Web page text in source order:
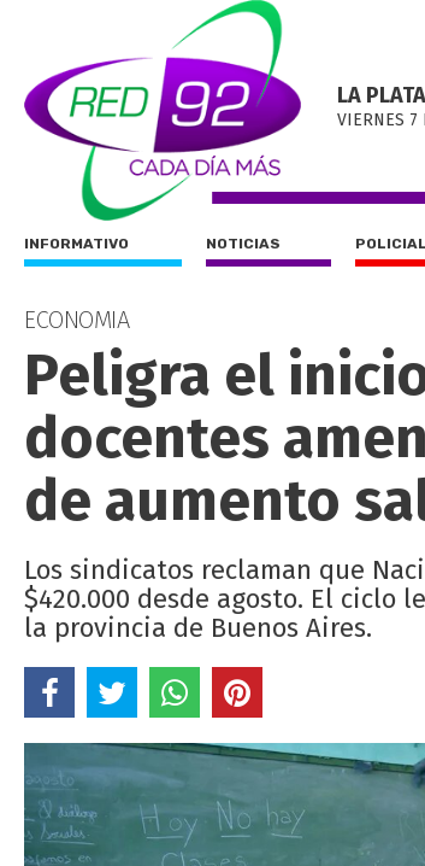
LA PLATA
VIERNES 7
INFORMATIVO NOTICIAS
ECONOMIA
Peligra el
docentes
de aumento
Los sindicatos reclaman que
$420.000 desde agosto. El ciclo
la provincia de Buenos Aires.